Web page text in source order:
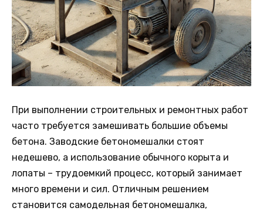
При выполнении строительных и ремонтных работ
часто требуется замешивать большие объемы
бетона. Заводские бетономешалки стоят
недешево, а использование обычного корыта и
лопаты – трудоемкий процесс, который занимает
много времени и сил. Отличным решением
становится самодельная бетономешалка,